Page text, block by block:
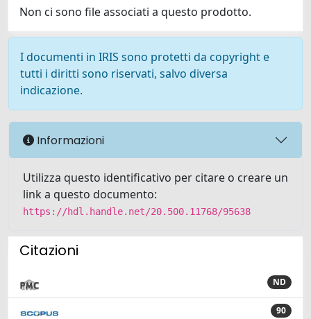
Non ci sono file associati a questo prodotto.
I documenti in IRIS sono protetti da copyright e
tutti i diritti sono riservati, salvo diversa
indicazione.
Informazioni
Utilizza questo identificativo per citare o creare un
link a questo documento:
https://hdl.handle.net/20.500.11768/95638
Citazioni
ND
90